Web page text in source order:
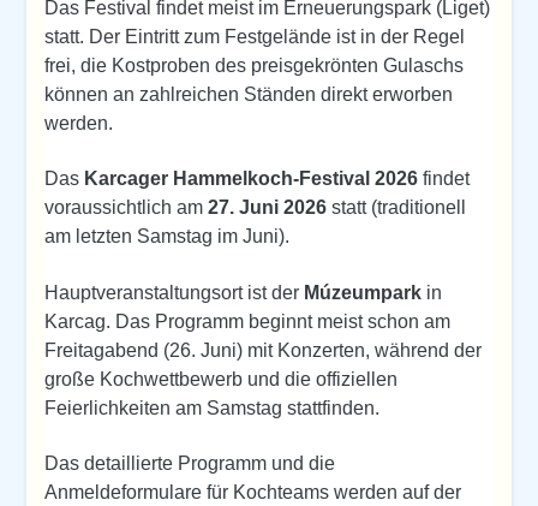
Das Festival findet meist im Erneuerungspark (Liget)
statt. Der Eintritt zum Festgelände ist in der Regel
frei, die Kostproben des preisgekrönten Gulaschs
können an zahlreichen Ständen direkt erworben
werden.
Das Karcager Hammelkoch-Festival 2026 findet
voraussichtlich am27. Juni 2026 statt (traditionell
am letzten Samstag im Juni).
Hauptveranstaltungsort ist der Múzeumpark in
Karcag. Das Programm beginnt meist schon am
Freitagabend (26. Juni) mit Konzerten, während der
große Kochwettbewerb und die offiziellen
Feierlichkeiten am Samstag stattfinden.
Das detaillierte Programm und die
Anmeldeformulare für Kochteams werden auf der